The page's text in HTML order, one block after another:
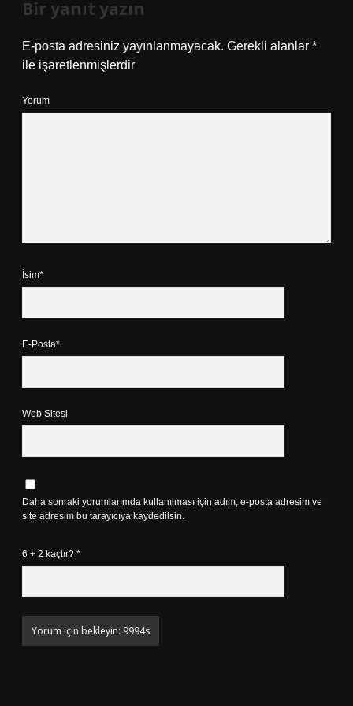
Bir yanıt yazın
E-posta adresiniz yayınlanmayacak. Gerekli alanlar *
ile işaretlenmişlerdir
Yorum
İsim*
E-Posta*
Web Sitesi
Daha sonraki yorumlarımda kullanılması için adım, e-posta adresim ve
site adresim bu tarayıcıya kaydedilsin.
6 + 2 kaçtır? *